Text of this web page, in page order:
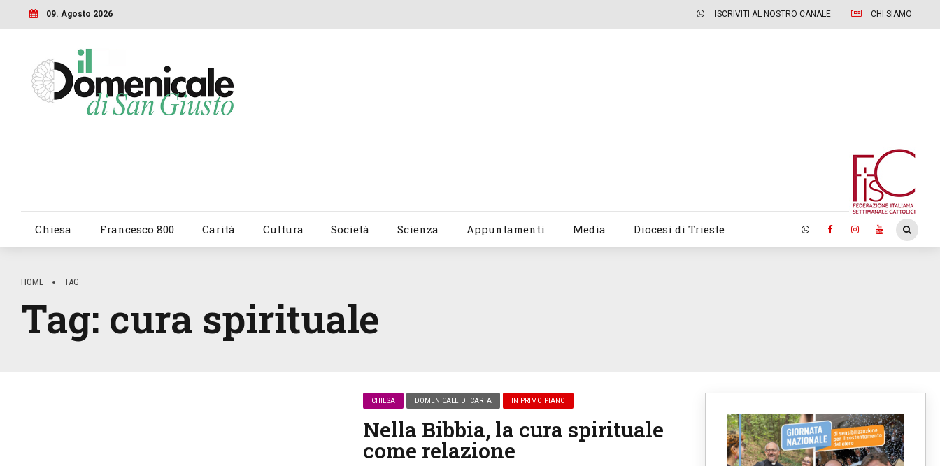
09. Agosto 2026 ISCRIVITI AL NOSTRO CANALE CHI SIAMO
Chiesa Francesco 800 Carità Cultura Società Scienza Appuntamenti Media Diocesi di Trieste
HOME TAG
Tag: cura spirituale
CHIESA DOMENICALE DI CARTA IN PRIMO PIANO
Nella Bibbia, la cura spirituale
come relazione